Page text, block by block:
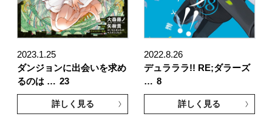
2023.1.25
ダンジョンに出会いを求め
るのは … 23
詳しく見る
2022.8.26
デュラララ!! RE;ダラーズ
… 8
詳しく見る